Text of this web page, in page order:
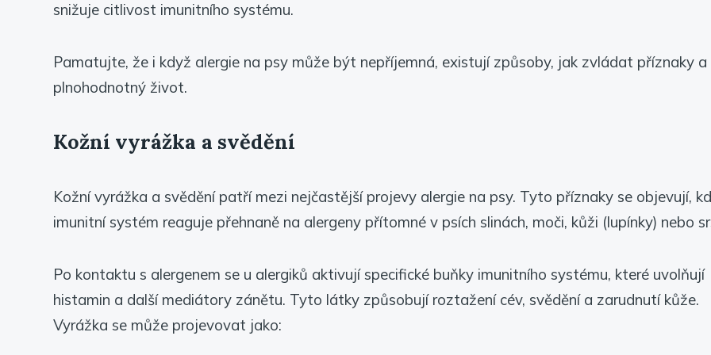
snižuje citlivost imunitního systému.
Pamatujte, že i když alergie na psy může být nepříjemná, existují způsoby, jak zvládat příznaky
plnohodnotný život.
Kožní vyrážka a svědění
Kožní vyrážka a svědění patří mezi nejčastější projevy alergie na psy. Tyto příznaky se objevují,
imunitní systém reaguje přehnaně na alergeny přítomné v psích slinách, moči, kůži (lupínky) nebo
Po kontaktu s alergenem se u alergiků aktivují specifické buňky imunitního systému, které uvolňují
histamin a další mediátory zánětu. Tyto látky způsobují roztažení cév, svědění a zarudnutí kůže.
Vyrážka se může projevovat jako: